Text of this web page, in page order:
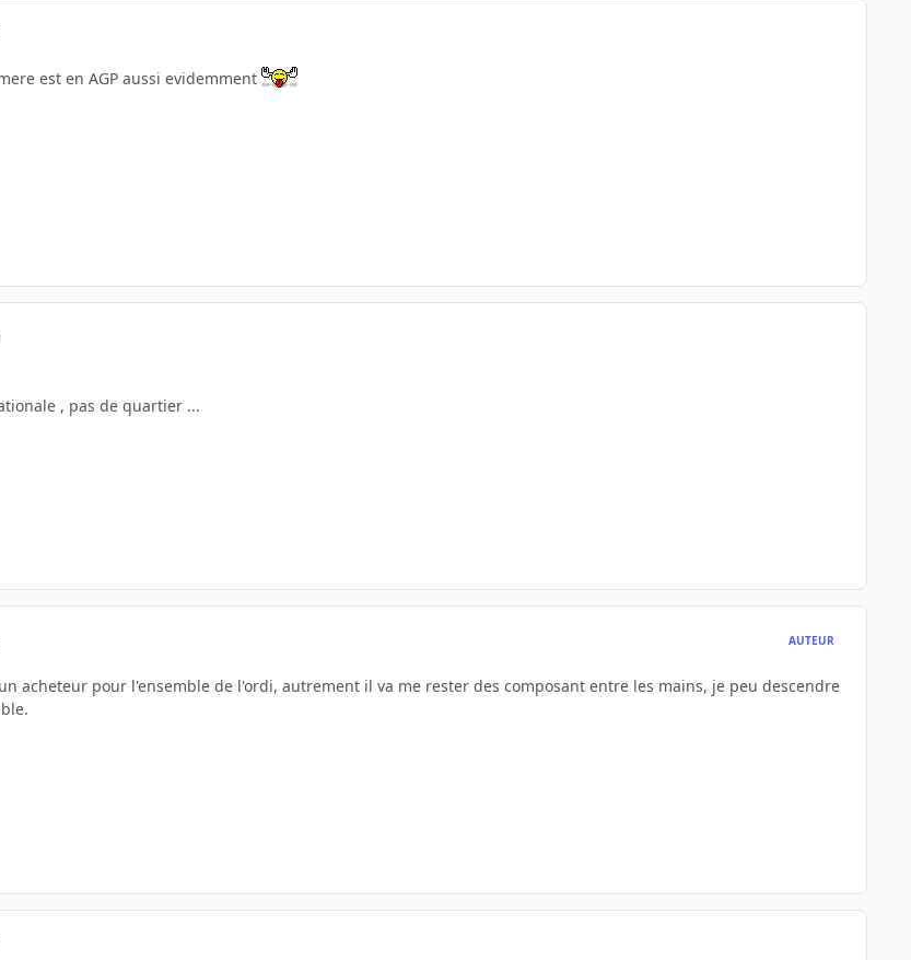
est en AGP aussi evidemment
, pas de quartier ...
AUTEUR
acheteur pour l'ensemble de l'ordi, autrement il va me rester des composant entre les mains, je peu descendre